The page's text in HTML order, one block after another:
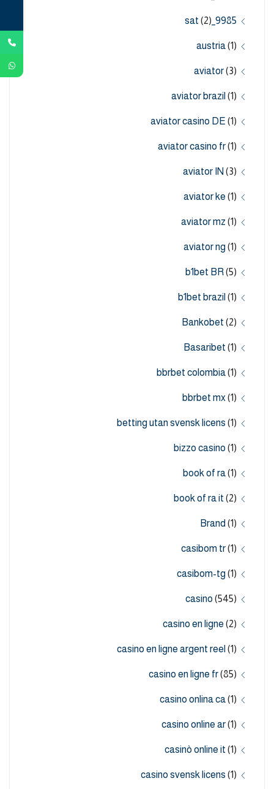
9985_sat
(2)
austria(1)
aviator(3)
aviator brazil (1)
aviator casino DE (1)
aviator casino fr(1)
aviator IN (3)
aviator ke (1)
aviator mz (1)
aviator ng (1)
b1bet BR(5)
b1bet brazil (1)
Bankobet (2)
Basaribet (1)
bbrbet colombia(1)
bbrbet mx(1)
betting utan svensk licens (1)
bizzo casino (1)
book of ra(1)
book of ra it (2)
Brand (1)
casibom tr(1)
casibom-tg (1)
casino (545)
casino en ligne (2)
casino en ligne argent reel (1)
casino en ligne fr(85)
casino onlina ca(1)
casino online ar(1)
casinò online it (1)
casino svensk licens (1)